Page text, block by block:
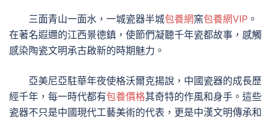
三面青山一面水，一城瓷器半城包養網窯包養網VIP 。
在著名遐邇的江西景德鎮，使節們凝聽千年瓷都故事，感觸
感染陶瓷文明承古啟新的時期魅力。
亞美尼亞駐華年夜使格沃爾克揚說，中國瓷器的成長歷
經千年，每一時代都有包養價格其奇特的作風和身手。這些
瓷器不只是中國現代工藝美術的代表，更是中漢文明傳承和